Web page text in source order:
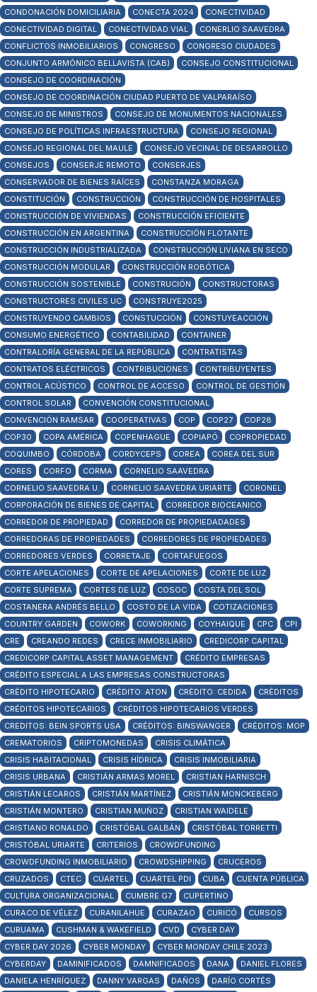
CONDONACIÓN DOMICILIARIA
CONECTA 2024
CONECTIVIDAD
CONECTIVIDAD DIGITAL
CONECTIVIDAD VIAL
CONERLIO SAAVEDRA
CONFLICTOS INMOBILIARIOS
CONGRESO
CONGRESO CIUDADES
CONJUNTO ARMÓNICO BELLAVISTA (CAB)
CONSEJO CONSTITUCIONAL
CONSEJO DE COORDINACIÓN
CONSEJO DE COORDINACIÓN CIUDAD PUERTO DE VALPARAÍSO
CONSEJO DE MINISTROS
CONSEJO DE MONUMENTOS NACIONALES
CONSEJO DE POLÍTICAS INFRAESTRUCTURA
CONSEJO REGIONAL
CONSEJO REGIONAL DEL MAULE
CONSEJO VECINAL DE DESARROLLO
CONSEJOS
CONSERJE REMOTO
CONSERJES
CONSERVADOR DE BIENES RAÍCES
CONSTANZA MORAGA
CONSTITUCIÓN
CONSTRUCCIÓN
CONSTRUCCIÓN DE HOSPITALES
CONSTRUCCIÓN DE VIVIENDAS
CONSTRUCCIÓN EFICIENTE
CONSTRUCCIÓN EN ARGENTINA
CONSTRUCCIÓN FLOTANTE
CONSTRUCCIÓN INDUSTRIALIZADA
CONSTRUCCIÓN LIVIANA EN SECO
CONSTRUCCIÓN MODULAR
CONSTRUCCIÓN ROBÓTICA
CONSTRUCCIÓN SOSTENIBLE
CONSTRUCIÓN
CONSTRUCTORAS
CONSTRUCTORES CIVILES UC
CONSTRUYE2025
CONSTRUYENDO CAMBIOS
CONSTUCCIÓN
CONSTUYEACCIÓN
CONSUMO ENERGÉTICO
CONTABILIDAD
CONTAINER
CONTRALORÍA GENERAL DE LA REPÚBLICA
CONTRATISTAS
CONTRATOS ELÉCTRICOS
CONTRIBUCIONES
CONTRIBUYENTES
CONTROL ACÚSTICO
CONTROL DE ACCESO
CONTROL DE GESTIÓN
CONTROL SOLAR
CONVENCIÓN CONSTITUCIONAL
CONVENCIÓN RAMSAR
COOPERATIVAS COP COP27
COP28
COP30
COPA AMÉRICA COPENHAGUE COPIAPÓ
COPROPIEDAD
COQUIMBO
CÓRDOBA CORDYCEPS COREA
COREA DEL SUR
CORES
CORFO CORMA
CORNELIO SAAVEDRA
CORNELIO SAAVEDRA U.
CORNELIO SAAVEDRA URIARTE
CORONEL
CORPORACIÓN DE BIENES DE CAPITAL
CORREDOR BIOCEANICO
CORREDOR DE PROPIEDAD
CORREDOR DE PROPIEDADADES
CORREDORAS DE PROPIEDADES
CORREDORES DE PROPIEDADES
CORREDORES VERDES
CORRETAJE
CORTAFUEGOS
CORTE APELACIONES
CORTE DE APELACIONES
CORTE DE LUZ
CORTE SUPREMA
CORTES DE LUZ COSOC
COSTA DEL SOL
COSTANERA ANDRÉS BELLO
COSTO DE LA VIDA
COTIZACIONES
COUNTRY GARDEN
COWORK COWORKING COYHAIQUE CPC
CPI
CRE
CREANDO REDES CRECE INMOBILIARIO
CREDICORP CAPITAL
CREDICORP CAPITAL ASSET MANAGEMENT
CRÉDITO EMPRESAS
CRÉDITO ESPECIAL A LAS EMPRESAS CONSTRUCTORAS
CRÉDITO HIPOTECARIO
CRÉDITO: ATON CRÉDITO: CEDIDA
CRÉDITOS
CRÉDITOS HIPOTECARIOS
CRÉDITOS HIPOTECARIOS VERDES
CREDITOS: BEIN SPORTS USA
CRÉDITOS: BINSWANGER
CRÉDITOS: MOP
CREMATORIOS
CRIPTOMONEDAS
CRISIS CLIMÁTICA
CRISIS HABITACIONAL
CRISIS HÍDRICA
CRISIS INMOBILIARIA
CRISIS URBANA
CRISTIÁN ARMAS MOREL
CRISTIAN HARNISCH
CRISTIÁN LECAROS
CRISTIÁN MARTÍNEZ
CRISTIÁN MONCKEBERG
CRISTIÁN MONTERO
CRISTIAN MUÑOZ
CRISTIAN WAIDELE
CRISTIANO RONALDO
CRISTÓBAL GALBÁN
CRISTÓBAL TORRETTI
CRISTÓBAL URIARTE
CRITERIOS
CROWDFUNDING
CROWDFUNDING INMOBILIARIO
CROWDSHIPPING
CRUCEROS
CRUZADOS
CTEC CUARTEL CUARTEL PDI CUBA
CUENTA PÚBLICA
CULTURA ORGANIZACIONAL
CUMBRE G7
CUPERTINO
CURACO DE VÉLEZ
CURANILAHUE CURAZAO CURICÓ
CURSOS
CURUAMA
CUSHMAN & WAKEFIELD CVD
CYBER DAY
CYBER DAY 2026
CYBER MONDAY
CYBER MONDAY CHILE 2023
CYBERDAY
DAMINIFICADOS DAMNIFICADOS DANA
DANIEL FLORES
DANIELA HENRÍQUEZ
DANNY VARGAS DAÑOS
DARÍO CORTÉS